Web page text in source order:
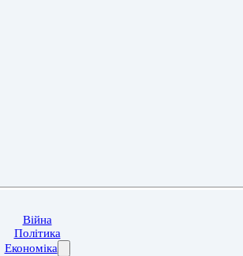
Війна
Політика
Економіка